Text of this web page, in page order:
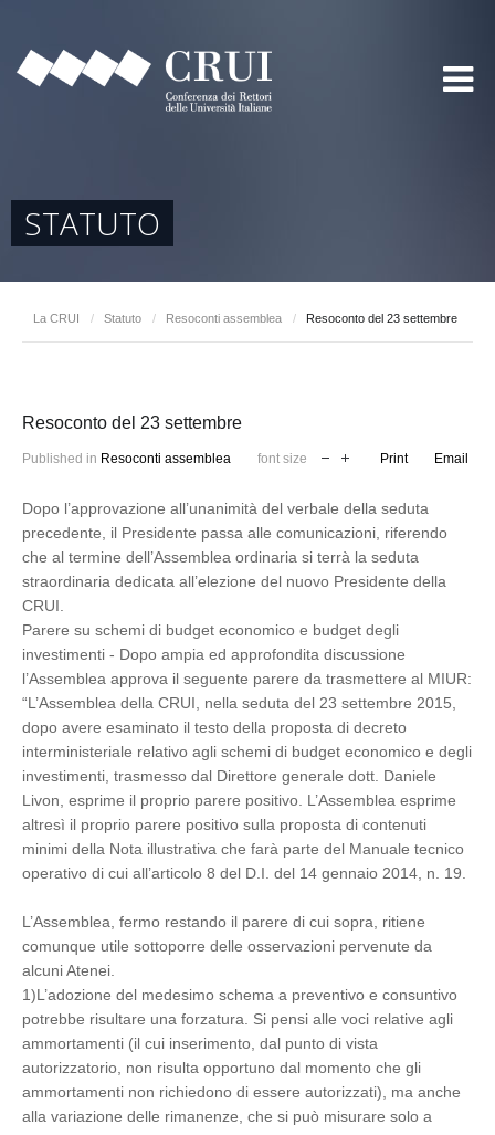
STATUTO
La CRUI / Statuto / Resoconti assemblea / Resoconto del 23 settembre
Resoconto del 23 settembre
Published in Resoconti assemblea font size Print Email
Dopo l’approvazione all’unanimità del verbale della seduta
precedente, il Presidente passa alle comunicazioni, riferendo
che al termine dell’Assemblea ordinaria si terrà la seduta
straordinaria dedicata all’elezione del nuovo Presidente della
CRUI.
Parere su schemi di budget economico e budget degli
investimenti - Dopo ampia ed approfondita discussione
l’Assemblea approva il seguente parere da trasmettere al MIUR:
“L’Assemblea della CRUI, nella seduta del 23 settembre 2015,
dopo avere esaminato il testo della proposta di decreto
interministeriale relativo agli schemi di budget economico e degli
investimenti, trasmesso dal Direttore generale dott. Daniele
Livon, esprime il proprio parere positivo. L’Assemblea esprime
altresì il proprio parere positivo sulla proposta di contenuti
minimi della Nota illustrativa che farà parte del Manuale tecnico
operativo di cui all’articolo 8 del D.I. del 14 gennaio 2014, n. 19.
L’Assemblea, fermo restando il parere di cui sopra, ritiene
comunque utile sottoporre delle osservazioni pervenute da
alcuni Atenei.
1)L’adozione del medesimo schema a preventivo e consuntivo
potrebbe risultare una forzatura. Si pensi alle voci relative agli
ammortamenti (il cui inserimento, dal punto di vista
autorizzatorio, non risulta opportuno dal momento che gli
ammortamenti non richiedono di essere autorizzati), ma anche
alla variazione delle rimanenze, che si può misurare solo a